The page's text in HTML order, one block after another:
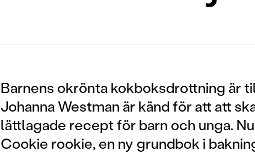
Barnens okrönta kokboksdrottning är
Johanna Westman är känd för att att
lättlagade recept för barn och unga.
Cookie rookie, en ny grundbok i